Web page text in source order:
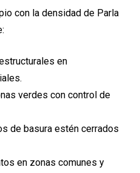
con la densidad de Parla
en
verdes con control de
de basura estén cerrados
en zonas comunes y